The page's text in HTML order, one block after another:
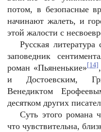
потом, в безопасные
начинают жалеть, и
этой жалости с
Русская
заповедник
роман «Пьяненькие» [14]
и Достоевским,
Венедиктом
десятком других
Суть этого романа
что чувствительна,